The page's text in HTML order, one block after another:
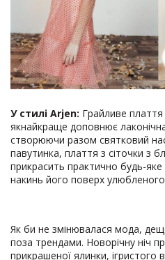
У стилі Arjen: Грайливе плаття
якнайкраще доповнює
створюючи разом святковий
павутинка, плаття з сіточки з
прикрасить практично будь-
накинь його поверх
Як би не змінювалася мода,
поза трендами. Новорічну ніч
прикрашеної ялинки, ігристого